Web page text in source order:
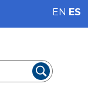
EN ES